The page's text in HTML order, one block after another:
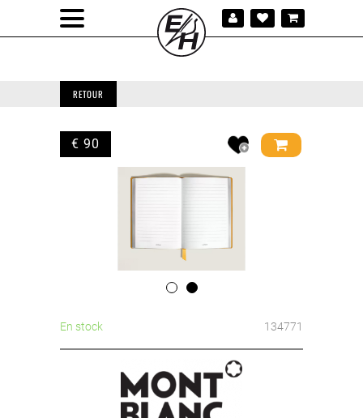
RETOUR
€ 90
En stock 134771